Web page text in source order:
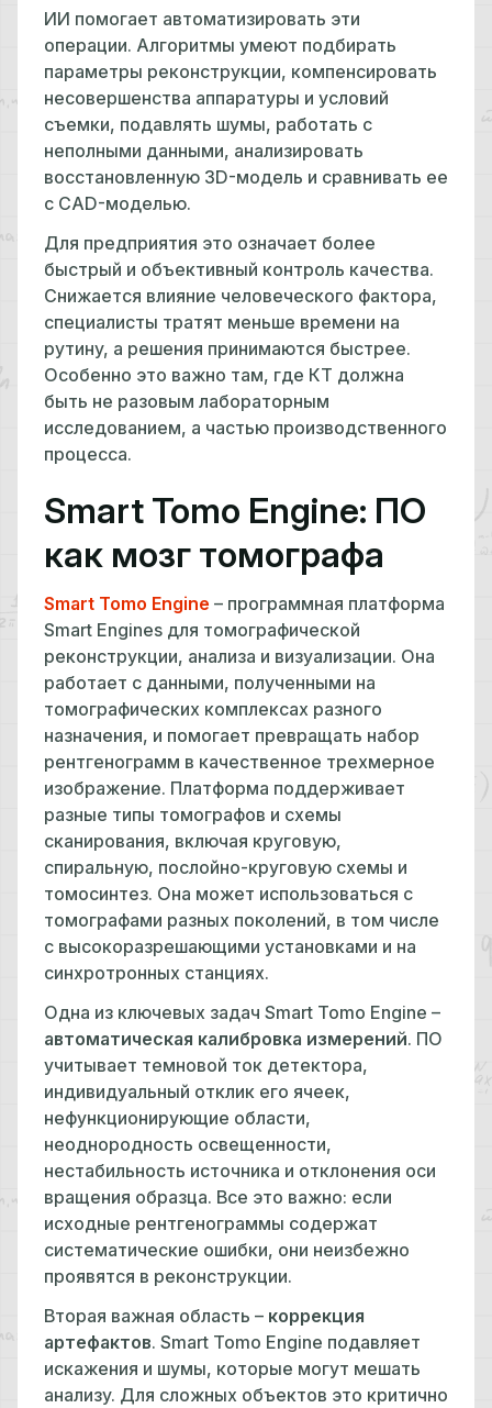
ИИ помогает автоматизировать эти
операции. Алгоритмы умеют подбирать
параметры реконструкции, компенсировать
несовершенства аппаратуры и условий
съемки, подавлять шумы, работать с
неполными данными, анализировать
восстановленную 3D-модель и сравнивать ее
с CAD-моделью.
Для предприятия это означает более
быстрый и объективный контроль качества.
Снижается влияние человеческого фактора,
специалисты тратят меньше времени на
рутину, а решения принимаются быстрее.
Особенно это важно там, где КТ должна
быть не разовым лабораторным
исследованием, а частью производственного
процесса.
Smart Tomo Engine: ПО
как мозг томографа
Smart Tomo Engine – программная платформа
Smart Engines для томографической
реконструкции, анализа и визуализации. Она
работает с данными, полученными на
томографических комплексах разного
назначения, и помогает превращать набор
рентгенограмм в качественное трехмерное
изображение. Платформа поддерживает
разные типы томографов и схемы
сканирования, включая круговую,
спиральную, послойно-круговую схемы и
томосинтез. Она может использоваться с
томографами разных поколений, в том числе
с высокоразрешающими установками и на
синхротронных станциях.
Одна из ключевых задач Smart Tomo Engine –
автоматическая калибровка измерений. ПО
учитывает темновой ток детектора,
индивидуальный отклик его ячеек,
нефункционирующие области,
неоднородность освещенности,
нестабильность источника и отклонения оси
вращения образца. Все это важно: если
исходные рентгенограммы содержат
систематические ошибки, они неизбежно
проявятся в реконструкции.
Вторая важная область – коррекция
артефактов. Smart Tomo Engine подавляет
искажения и шумы, которые могут мешать
анализу. Для сложных объектов это критично